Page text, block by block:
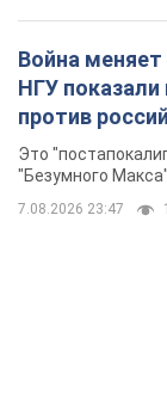
Война меняет
НГУ
против
Фото
Это
"Безумного Макса"
7.08.2026 23:47